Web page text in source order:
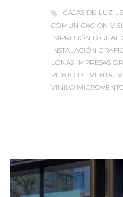
CAJAS DE LUZ
COMUNICACIÓN
IMPRESIÓN DIGITAL
INSTALACIÓN
LONAS IMPRESAS
PUNTO DE VENTA
VINILO